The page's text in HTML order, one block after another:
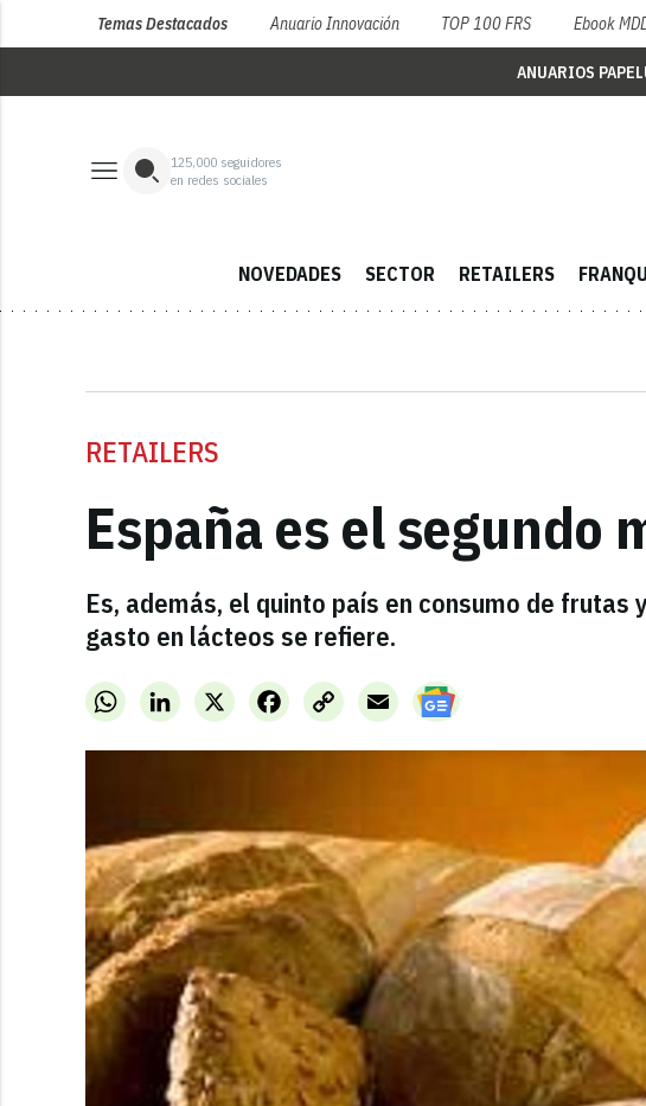
Temas Destacados Anuario Innovación TOP 100 FRS Ebook
ANUARIOS PAPEL
125,000 seguidores
en redes sociales
NOVEDADES SECTOR RETAILERS
RETAILERS
España es el segundo
Es, además, el quinto país en consumo de
gasto en lácteos se refiere.
WhatsAppLinkedInX FacebookCopy
Link
Email